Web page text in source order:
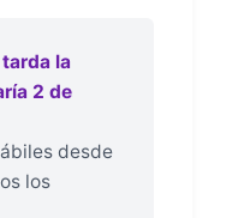
la
2 de
desde
los